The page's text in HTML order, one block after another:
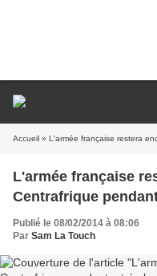
Accueil » L'armée française restera
L'armée française
Centrafrique
Publié le 08/02/2014 à 08:06
Par Sam La Touch